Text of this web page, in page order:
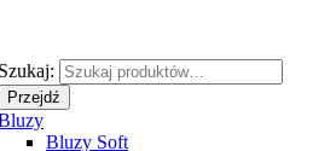
Szukaj:
Przejdź
Bluzy Soft